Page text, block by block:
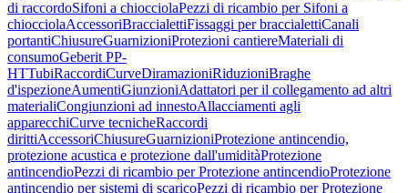
di raccordoSifoni a chiocciolaPezzi di ricambio per Sifoni a
chiocciolaAccessoriBraccialettiFissaggi per braccialettiCanali
portantiChiusureGuarnizioniProtezioni cantiereMateriali di
consumoGeberit PP-
HTTubiRaccordiCurveDiramazioniRiduzioniBraghe
d'ispezioneAumentiGiunzioniAdattatori per il collegamento ad altri
materialiCongiunzioni ad innestoAllacciamenti agli
apparecchiCurve tecnicheRaccordi
dirittiAccessoriChiusureGuarnizioniProtezione antincendio,
protezione acustica e protezione dall'umiditàProtezione
antincendioPezzi di ricambio per Protezione antincendioProtezione
antincendio per sistemi di scaricoPezzi di ricambio per Protezione